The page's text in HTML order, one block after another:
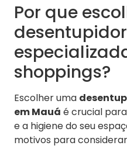
Por que
shoppings?
Escolher uma
em Mauá é crucial
e a higiene do seu
motivos para